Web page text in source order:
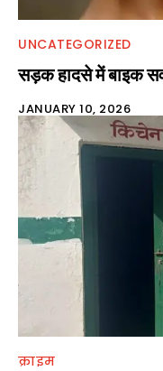
UNCATEGORIZED
सड़क हादसे में बाइक
JANUARY 10, 2026
क्राइम